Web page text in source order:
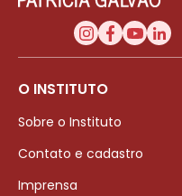
O INSTITUTO
Sobre o Instituto
Contato e cadastro
Imprensa